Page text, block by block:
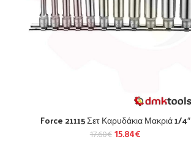
Force 21115 Σετ Καρυδάκια Μακριά 1/4″
17.60€ 15.84€